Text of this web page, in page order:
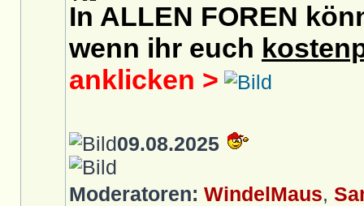
In ALLEN FOREN
wenn ihr euch
anklicken >
09.08.2025
Moderatoren: WindelMaus,